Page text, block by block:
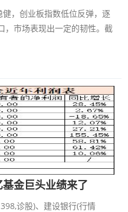
，创业板指数低位反弹，逐
，市场表现出一定的韧性。截
金巨头业绩来了
诊股)、建设银行(行情